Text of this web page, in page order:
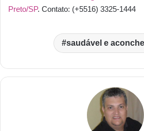
Preto/SP. Contato: (+5516) 3325-1444
saudável e